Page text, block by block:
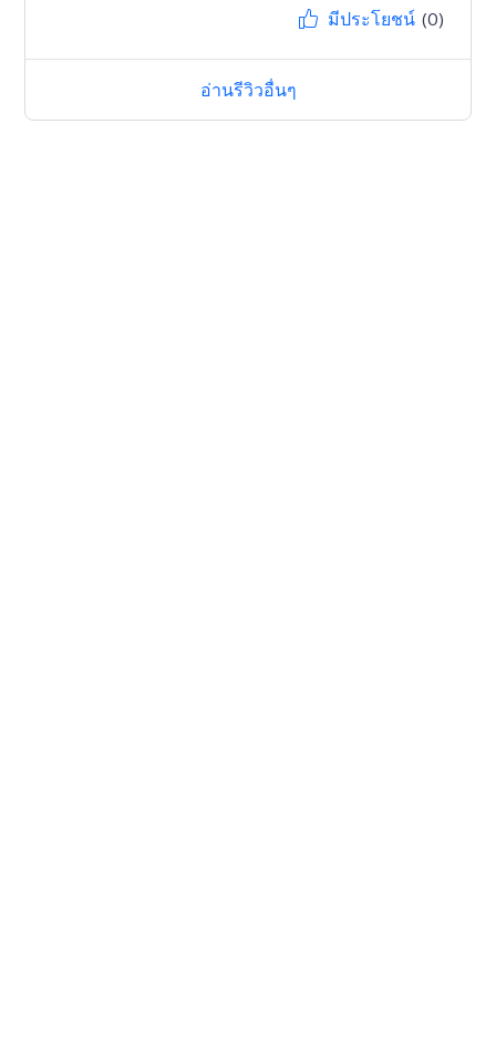
มีประโยชน์ (0)
อ่านรีวิวอื่นๆ